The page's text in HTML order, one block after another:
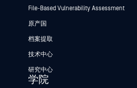
File-Based Vulnerability Assessment
原产国
档案提取
技术中心
研究中心
学院